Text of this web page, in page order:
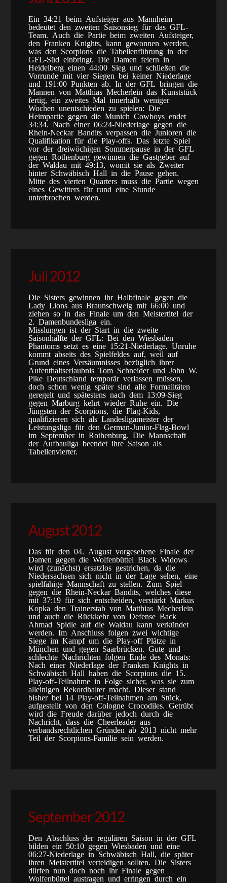
Ein 34:21 beim Aufsteiger aus Mannheim
bedeutet den zweiten Saisonsieg für das GFL-
Team. Auch die Partie beim zweiten Aufsteiger,
den Franken Knights, kann gewonnen werden,
was den Scorpions die Tabellenführung in der
GFL-Süd einbringt. Die Damen feiern in
Heidelberg einen 44:00 Sieg und schließen die
Vorrunde mit vier Siegen bei keiner Niederlage
und 191:00 Punkten ab. In der GFL bringen die
Mannen von Matthias Mecherlein das Kunststück
fertig, ein zweites Mal innerhalb weniger
Wochen unentschieden zu spielen: Die
Heimpartie gegen die Munich Cowboys endet
34:34. Nach einer 06:24-Niederlage gegen die
Rhein-Neckar Bandits verpassen die Junioren die
Qualifikation für die Play-offs. Das letzte Spiel
vor der dreiwöchigen Sommerpause in der GFL
gegen Rothenburg gewinnen die Gastgeber auf
der Waldau mit 49:13, womit sie als Zweiter
hinter Schwäbisch Hall in die Pause gehen.
Mitte des vierten Quarters muss die Partie wegen
eines Gewitters für rund eine Stunde
unterbrochen werden.
Juli 2012
Die Sisters gewinnen ihr Halbfinale gegen die
Lady Lions aus Braunschweig mit 66:00 und
ziehen so in das Finale um den Meistertitel der
2. Damenbundesliga ein.
Misslungen ist der Start in die zweite
Saisonhälfte der GFL: Bei den Wiesbaden
Phantoms setzt es eine 15:21-Niederlage. Unruhe
kommt abseits des Spielfeldes auf, weil auf
Grund eines Versäumnisses bezüglich ihrer
Aufenthaltserlaubnis Tom Schneider und John W.
Pike Deutschland temporär verlassen müssen,
doch schon wenig später sind alle Formalitäten
geregelt und spätestens nach dem 13:09-Sieg
gegen Marburg kehrt wieder Ruhe ein. Die
Jüngsten der Scorpions, die Flag-Kids,
qualifizieren sich als Landesligameister der
Leistungsliga für den German-Junior-Flag-Bowl
im September in Rothenburg. Die Mannschaft
der Aufbauliga beendet ihre Saison als
Tabellenvierter.
August 2012
Das für den 04. August vorgesehene Finale der
Damen gegen die Wolfenbüttel Black Widows
wird (zunächst) ersatzlos gestrichen, da die
Niedersachsen sich nicht in der Lage sehen, eine
spielfähige Mannschaft zu stellen. Zum Spiel
gegen die Rhein-Neckar Bandits, welches diese
mit 37:19 für sich entscheiden, verstärkt Markus
Kopka den Trainerstab von Matthias Mecherlein
und auch die Rückkehr von Defense Back
Ahmad Spidle auf die Waldau kann verkündet
werden. Im Anschluss folgen zwei wichtige
Siege im Kampf um die Play-off Plätze in
München und gegen Saarbrücken. Gute und
schlechte Nachrichten folgen Ende des Monats:
Nach einer Niederlage der Franken Knights in
Schwäbisch Hall haben die Scorpions die 15.
Play-off-Teilnahme in Folge sicher, was sie zum
alleinigen Rekordhalter macht. Dieser stand
bisher bei 14 Play-off-Teilnahmen am Stück,
aufgestellt von den Cologne Crocodiles. Getrübt
wird die Freude darüber jedoch durch die
Nachricht, dass die Cheerleader aus
verbandsrechtlichen Gründen ab 2013 nicht mehr
Teil der Scorpions-Familie sein werden.
September 2012
Den Abschluss der regulären Saison in der GFL
bilden ein 50:10 gegen Wiesbaden und eine
06:27-Niederlage in Schwäbisch Hall, die später
ihren Meistertitel verteidigen sollten. Die Sisters
dürfen nun doch noch ihr Finale gegen
Wolfenbüttel austragen und erringen durch ein